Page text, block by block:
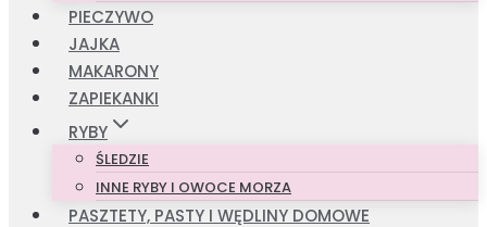
PIECZYWO
JAJKA
MAKARONY
ZAPIEKANKI
RYBY
ŚLEDZIE
INNE RYBY I OWOCE MORZA
PASZTETY, PASTY I WĘDLINY DOMOWE